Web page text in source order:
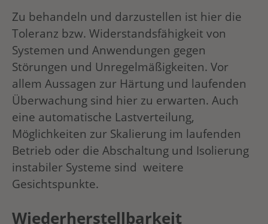
Zu behandeln und darzustellen ist hier die
Toleranz bzw. Widerstandsfähigkeit von
Systemen und Anwendungen gegen
Störungen und Unregelmäßigkeiten. Vor
allem Aussagen zur Härtung und laufenden
Überwachung sind hier zu erwarten. Auch
eine automatische Lastverteilung,
Möglichkeiten zur Skalierung im laufenden
Betrieb oder die Abschaltung und Isolierung
instabiler Systeme sind weitere
Gesichtspunkte.
Wiederherstellbarkeit